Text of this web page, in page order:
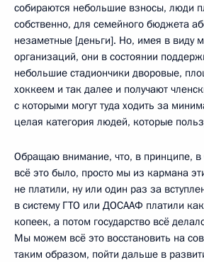
собираются небольшие взносы, люди
собственно, для семейного бюджета
незаметные [деньги]. Но, имея в виду
организаций, они в состоянии
небольшие стадиончики дворовые,
хоккеем и так далее и получают
с которыми могут туда ходить за
целая категория людей, которые
Обращаю внимание, что, в принципе,
всё это было, просто мы из кармана
не платили, ну или один раз за
в систему ГТО или ДОСААФ платили
копеек, а потом государство всё
Мы можем всё это восстановить на
таким образом, пойти дальше в